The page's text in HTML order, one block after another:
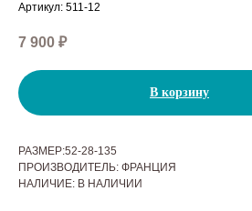
Артикул: 511-12
7 900 ₽
В корзину
РАЗМЕР:52-28-135
ПРОИЗВОДИТЕЛЬ: ФРАНЦИЯ
НАЛИЧИЕ: В НАЛИЧИИ